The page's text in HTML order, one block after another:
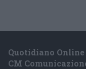
Quotidiano
CM